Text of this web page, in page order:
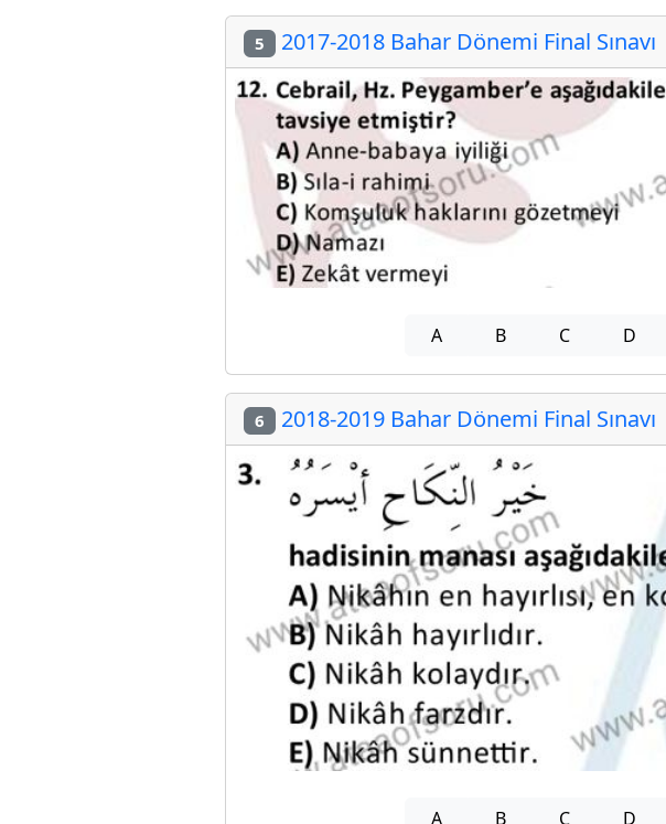
5 2017-2018 Bahar Dönemi Final Sınavı
A B C D
6 2018-2019 Bahar Dönemi Final Sınavı
A B C D